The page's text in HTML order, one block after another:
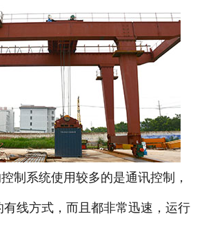
制系统使用较多的是通讯控制，
线方式，而且都非常迅速，运行